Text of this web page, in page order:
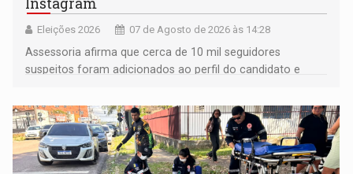
Eleições 2026 07 de Agosto de 2026 às 14:28
Assessoria afirma que cerca de 10 mil seguidores
suspeitos foram adicionados ao perfil do candidato e
remover as contas